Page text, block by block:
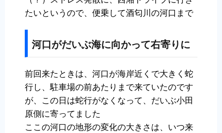
たいというので、便乗して酒匂川の河口まで
河口がだいぶ海に向かって右寄りに
前回来たときは、河口が海岸近くで大きく蛇
行し、駐車場の前あたりまで来ていたのです
が、この日は蛇行がなくなって、だいぶ小田
原側に寄ってました
ここの河口の地形の変化の大きさは、いつ来